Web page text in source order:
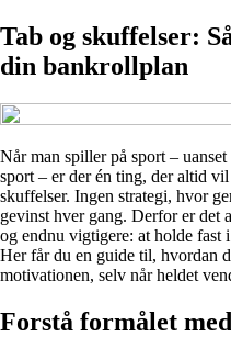
Tab og skuffelser:
din bankrollplan
Når man spiller på sport –
sport – er der én ting, der altid
skuffelser. Ingen strategi, hvor
gevinst hver gang. Derfor er det
og endnu vigtigere: at holde fast
Her får du en guide til, hvordan
motivationen, selv når heldet
Forstå formålet